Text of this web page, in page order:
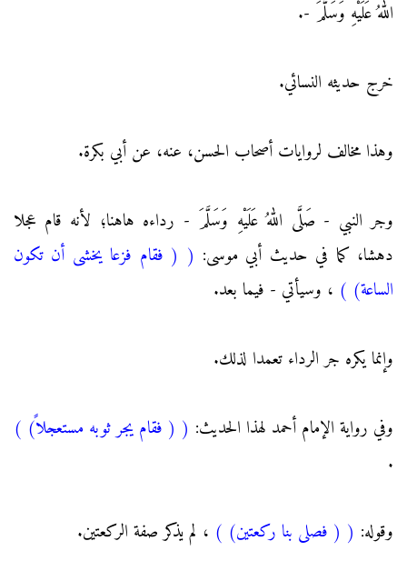
اللهُ عَلَيْهِ وَسَلَّمَ -.
خرج حديثه النسائي.
وهذا مخالف لروايات أصحاب الحسن، عنه، عن أبي بكرة.
وجر النبي - صَلَّى اللهُ عَلَيْهِ وَسَلَّمَ - رداءه هاهنا؛ لأنه قام عجلا
دهشا، كما في حديث أبي موسى: ( ( فقام فزعا يخشى أن تكون
الساعة) ) ، وسيأتي - فيما بعد.
وإنما يكره جر الرداء تعمدا لذلك.
وفي رواية الإمام أحمد لهذا الحديث: ( ( فقام يجر ثوبه مستعجلاً) )
.
وقوله: ( ( فصلى بنا ركعتين) ) ، لم يذكر صفة الركعتين.